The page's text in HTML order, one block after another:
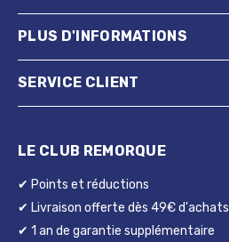
PLUS D'INFORMATIONS
SERVICE CLIENT
LE CLUB REMORQUE
✔ Points et réductions
✔ Livraison offerte dès 49€ d'achats
✔ 1 an de garantie supplémentaire